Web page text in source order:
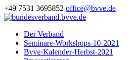
+49 7531 3695852 office@bvve.de
Der Verband
Seminare-Workshops-10-2021
Bvve-Kalender-Herbst-2021